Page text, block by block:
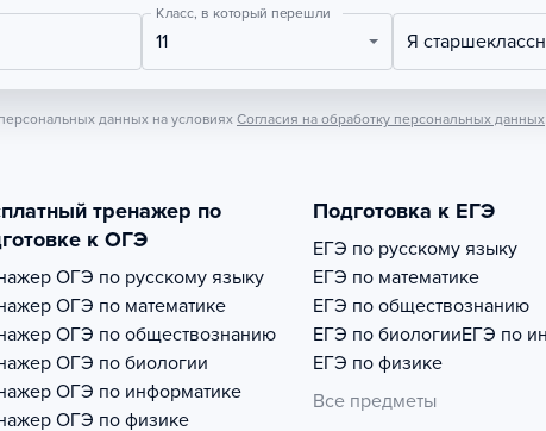
Класс, в который перешли
11 Я
данных на условиях Согласия на обработку персональных данных
тренажер по
к ОГЭ
ОГЭ по русскому языку
ОГЭ по математике
ОГЭ по обществознанию
ОГЭ по биологии
ОГЭ по информатике
ОГЭ по физике
Подготовка к ЕГЭ
ЕГЭ по русскому языку
ЕГЭ по математике
ЕГЭ по обществознанию
ЕГЭ по биологииЕГЭ по
ЕГЭ по физике
Все предметы